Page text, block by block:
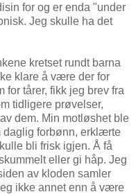
for og er enda "under
Jeg skulle ha det
kretset rundt barna
klare å være der for
for tårer, fikk jeg brev fra
tidligere prøvelser,
dem. Min motløshet ble
daglig forbønn, erklærte
bli frisk igjen. Å få
eller gi håp. Jeg
av kloden samler
ikke annet enn å være